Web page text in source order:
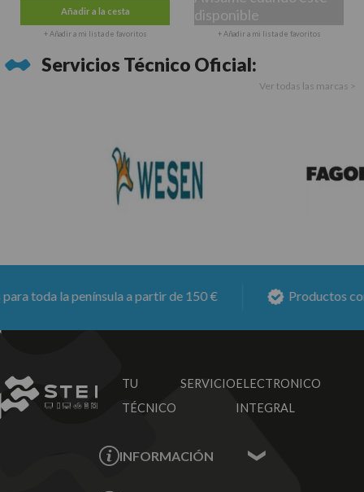
Añadir a la cesta
+ Añadir a mi lista de favoritos
disponible
+ Añadir a mi lista de favoritos
Servicios Técnico Oficial:
Ver todas las marcas >
toda la península a partir de 150 € Productos con6
TU SERVICIO
TÉCNICO
ELECTRONICO
INTEGRAL
INFORMACIÓN